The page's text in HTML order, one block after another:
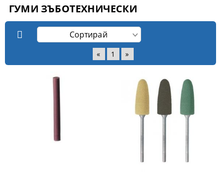
ГУМИ ЗЪБОТЕХНИЧЕСКИ
« 1 »